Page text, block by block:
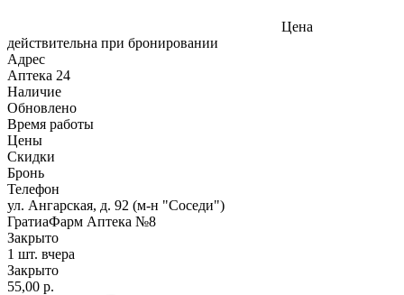
Цена
действительна при бронировании
Адрес
Аптека 24
Наличие
Обновлено
Время работы
Цены
Скидки
Бронь
Телефон
ул. Ангарская, д. 92 (м-н "Соседи")
ГратиаФарм Аптека №8
Закрыто
1 шт. вчера
Закрыто
55,00 р.